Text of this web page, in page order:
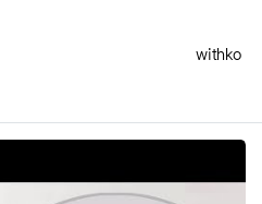
등록자
withko